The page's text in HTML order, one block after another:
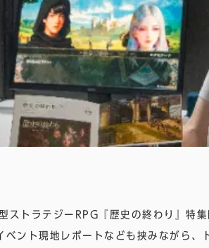
トラテジーRPG『歴史の終わり』特集
ント現地レポートなども挟みながら、